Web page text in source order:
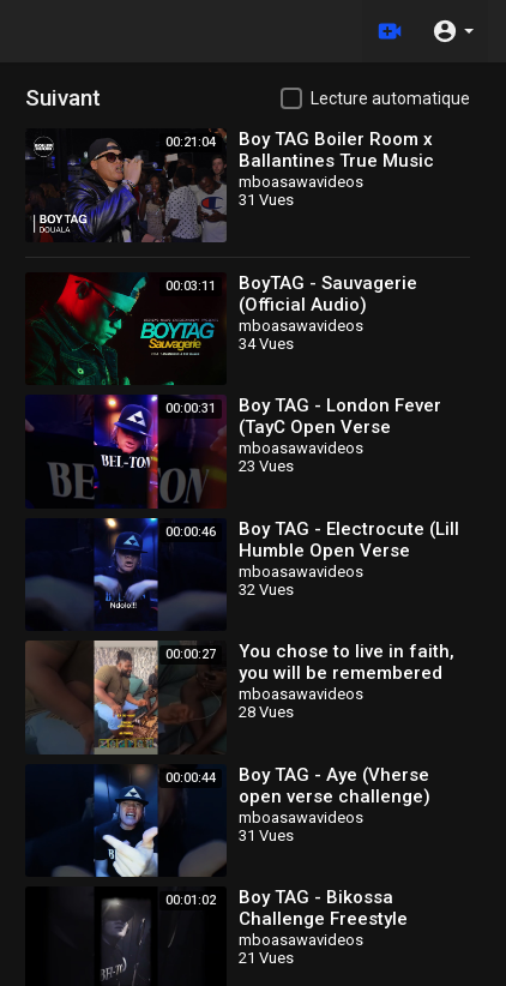
Suivant Lecture automatique
00:21:04
Boy TAG Boiler Room x
Ballantines True Music
Cameroon Live Set
mboasawavideos
31 Vues
00:03:11
BoyTAG - Sauvagerie
(Official Audio)
mboasawavideos
34 Vues
00:00:31
Boy TAG - London Fever
(TayC Open Verse
Challenge) #rap #viral
#trending #boytag
mboasawavideos
23 Vues
00:00:46
Boy TAG - Electrocute (Lill
Humble Open Verse
Challenge)
mboasawavideos
32 Vues
00:00:27
You chose to live in faith,
you will be remembered
Cabrel!. #rap #boytag
#cabrelnanjip #tagteam
mboasawavideos
28 Vues
00:00:44
Boy TAG - Aye (Vherse
open verse challenge)
#viral #boytag #rap
#afrobeat #viral #trending
mboasawavideos
31 Vues
00:01:02
Boy TAG - Bikossa
Challenge Freestyle
(PhillBill Cover)
mboasawavideos
21 Vues